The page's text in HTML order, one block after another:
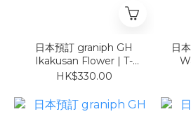
日本預訂 graniph GH
Ikakusan Flower | T-
Shirt
HK$330.00
日